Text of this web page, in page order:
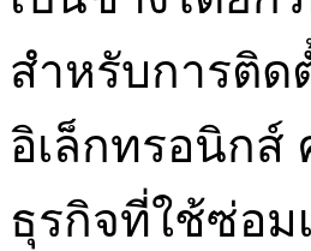
สำหรับการติ
อิเล็กทรอนิกส์
ธุรกิจที่ใช้ซ่อม